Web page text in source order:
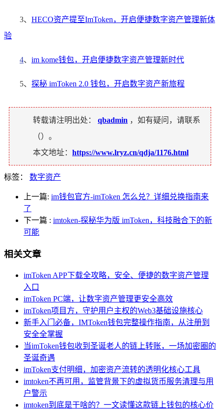
3、 HECO资产提至ImToken，开启便捷数字资产管理新体
验
4、 im kome钱包，开启便捷数字资产管理新时代
5、 探秘 imToken 2.0 钱包，开启数字资产新旅程
转载请注明出处： qbadmin ，如有疑问，请联系
（）。
本文地址： https://www.lryz.cn/qdja/1176.html
标签： 数字资产
上一篇: im钱包官方-imToken 怎么兑？详细兑换指南来
了
下一篇 : imtoken-探秘华为版 imToken，科技融合下的新
可能
相关文章
imToken APP下载全攻略，安全、便捷的数字资产管理
入口
imToken PC端，让数字资产管理更安全高效
imToken项目方，守护用户主权的Web3基础设施核心
新手入门必备，IMToken钱包完整操作指南，从注册到
安全全掌握
当imToken钱包收到圣诞老人的链上转账，一场加密圈的
圣诞奇遇
imToken支付明细，加密资产流转的透明化核心工具
imtoken不再可用，监管背景下的虚拟货币服务清理与用
户警示
imtoken到底是干啥的？一文读懂这款链上钱包的核心价